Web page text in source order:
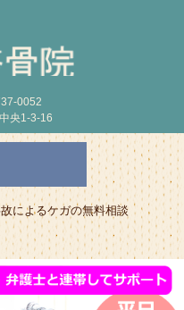
0052
央1-3-16
によるケガの無料相談